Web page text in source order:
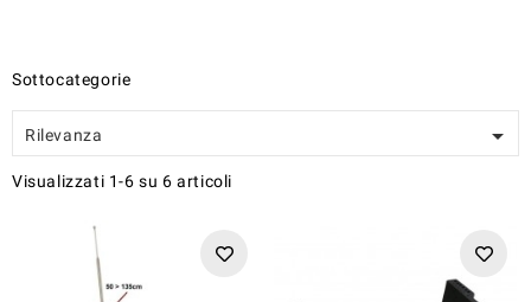
Sottocategorie
Rilevanza 
Visualizzati 1-6 su 6 articoli